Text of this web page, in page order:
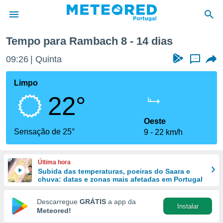
da
foi
fornecidas
a este
das
e
forma
digital
Tempo para Rambach 8 - 14 dias
09:26 Quinta ...
Limpo
22°
Sensação de 25°
Oeste
9
22 km/h
Última hora
Subida das temperaturas, poeiras do Saara e
chuva: datas e zonas mais afetadas em Portugal
Descarregue GRÁTIS a app da
Meteored!
Instalar